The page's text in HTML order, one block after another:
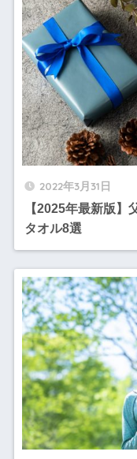
2022年3月31日
【2025年最新版】
タオル8選